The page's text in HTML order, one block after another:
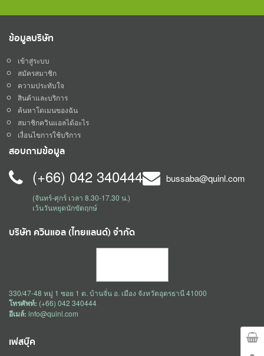
ข้อมูลบริษัท
เข้าสู่ระบบ
สมัครสมาชิก
ความประทับใจ
สินค้าและบริการ
ค้นหาโดเมนของฉัน
สมาชิกควินแอลได้อะไร
เงื่อนไขการใช้บริการ
สอบถามข้อมูล
(+66) 042 340444
(จันทร์-ศุกร์ เวลา 8.30-17.30 น.)
เว้นวันหยุดนักขัตฤกษ์
bussaba@quinl.com
บริษัท ควินแอล (ไทยแลนด์) จำกัด
330/47-48 หมู่ 1 ซอย 1 ต. บ้านจั่น อ. เมือง จังหวัดอุดรธานี 41000
โทรศัพท์: (+66) 042 340444
อีเมล์: info@quinl.com
เฟสบุ๊ค